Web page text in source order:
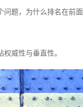
问题，为什么排名在前面
威性与垂直性。